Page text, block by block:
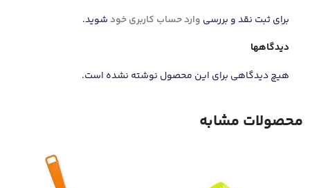
دیدگاهها
هیچ دیدگاهی برای این محصول نوشته نشده است.
برای ثبت نقد و بررسی وارد حساب کاربری خودشوید.
محصولات مشابه